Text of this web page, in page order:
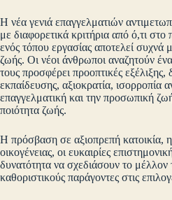
Η νέα γενιά επαγγελματιών
με διαφορετικά κριτήρια από ό,τι
ενός τόπου εργασίας αποτελεί συχνά
ζωής. Οι νέοι άνθρωποι αναζητούν
τους προσφέρει προοπτικές εξέλιξης,
εκπαίδευσης, αξιοκρατία, ισορροπία
επαγγελματική και την προσωπική
ποιότητα ζωής.
Η πρόσβαση σε αξιοπρεπή κατοικία,
οικογένειας, οι ευκαιρίες
δυνατότητα να σχεδιάσουν το μέλλον
καθοριστικούς παράγοντες στις